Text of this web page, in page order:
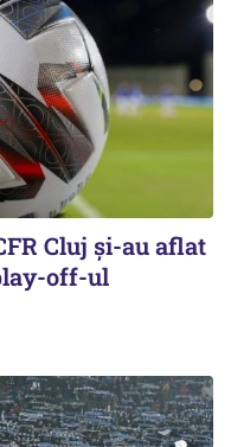
Cluj și-au aflat
off-ul